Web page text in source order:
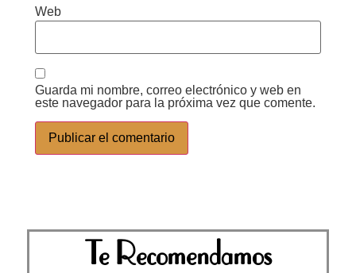
Web
Guarda mi nombre, correo electrónico y web en
este navegador para la próxima vez que comente.
Te Recomendamos